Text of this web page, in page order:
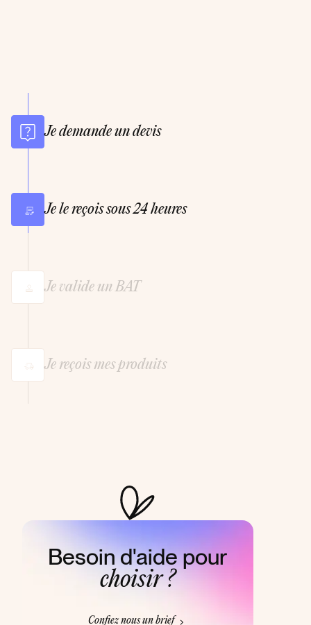
Je demande un devis
Je le reçois sous 24 heures
Je valide un BAT
Je reçois mes produits
Besoin d'aide pour
choisir ?
Confiez nous un brief